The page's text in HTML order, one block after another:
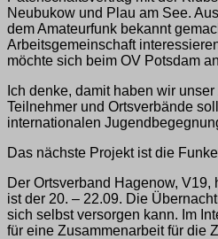
Neubukow und Plau am See.
dem Amateurfunk bekannt
Arbeitsgemeinschaft
möchte sich beim OV Potsdam
Ich denke, damit haben wir
Teilnehmer und Ortsverbände
internationalen
Das nächste Projekt ist die
Der Ortsverband Hagenow,
ist der 20. – 22.09. Die
sich selbst versorgen kann. Im
für eine Zusammenarbeit für die